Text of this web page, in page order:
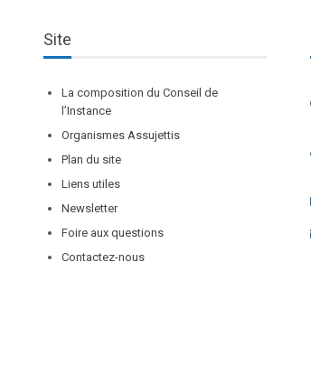
Site
La composition du Conseil de
l’Instance
Organismes Assujettis
Plan du site
Liens utiles
Newsletter
Foire aux questions
Contactez-nous